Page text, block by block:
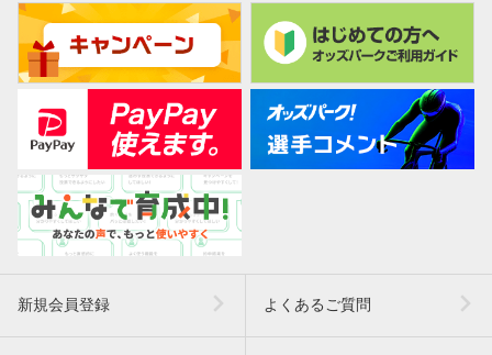
新規会員登録 よくあるご質問